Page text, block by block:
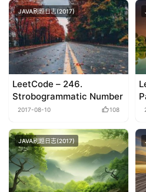
JAVA刷题日志(2017)
LeetCode – 246.
Strobogrammatic Number
2017-08-10 108
JAVA刷题日志(2017)